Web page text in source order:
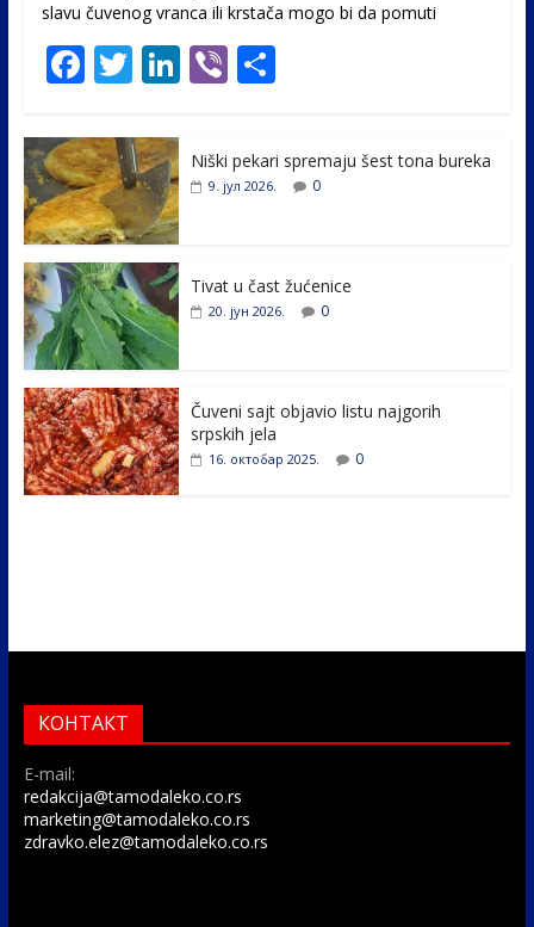
slavu čuvenog vranca ili krstača mogo bi da pomuti
F
e
b
o
o
k
T
itt
er
Li
e
Vi
er
S
e
Niški pekari spremaju šest tona bureka
9. јул 2026. 0
Tivat u čast žućenice
20. јун 2026. 0
Čuveni sajt objavio listu najgorih
srpskih jela
16. октобар 2025. 0
КОНТАКТ
E-mail:
redakcija@tamodaleko.co.rs
marketing@tamodaleko.co.rs
zdravko.elez@tamodaleko.co.rs